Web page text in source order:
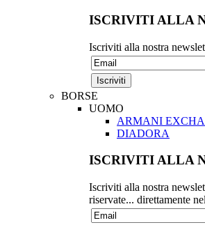
ISCRIVITI ALLA
Iscriviti alla nostra
BORSE
UOMO
ARMANI
DIADORA
ISCRIVITI ALLA
Iscriviti alla nostra
riservate... direttamente